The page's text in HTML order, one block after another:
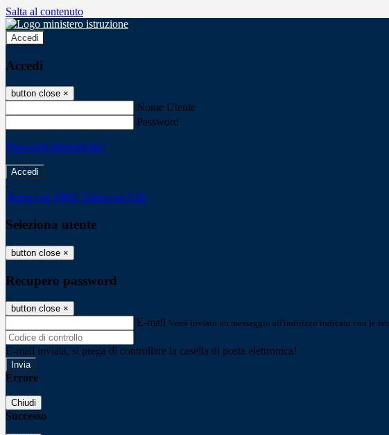
Salta al contenuto
Accedi
Accedi
button close ×
Nome Utente
Password
Password dimenticata?
-
Entra con SPID Entra con CIE
Seleziona utente
button close ×
Recupero password
button close ×
E-mail Verrà inviato un messaggio all'indirizzo indicato con le
E-mail inviata, si prega di controllare la casella di posta elettronica!
Errore
Chiudi
Successo